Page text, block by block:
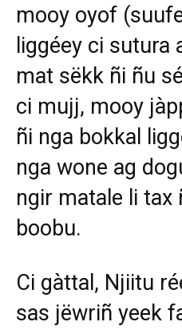
mooy oyof
liggéey ci sutura
mat sëkk ñi ñu
ci mujj, mooy
ñi nga bokkal
nga wone ag
ngir matale li tax
boobu.
Ci gàttal, Njiitu
sas jëwriñ yeek